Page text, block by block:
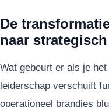
De
naar
Wat gebeurt er als je
leiderschap verschuift
operationeel brandjes